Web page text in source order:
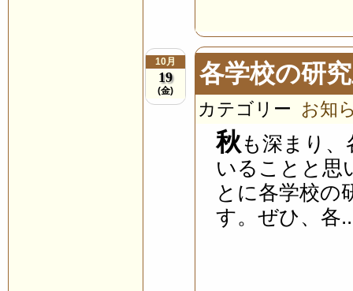
10月
19
(金)
各学校の研
カテゴリー お知
秋も深まり
いることと思
とに各学校の
す。ぜひ、各